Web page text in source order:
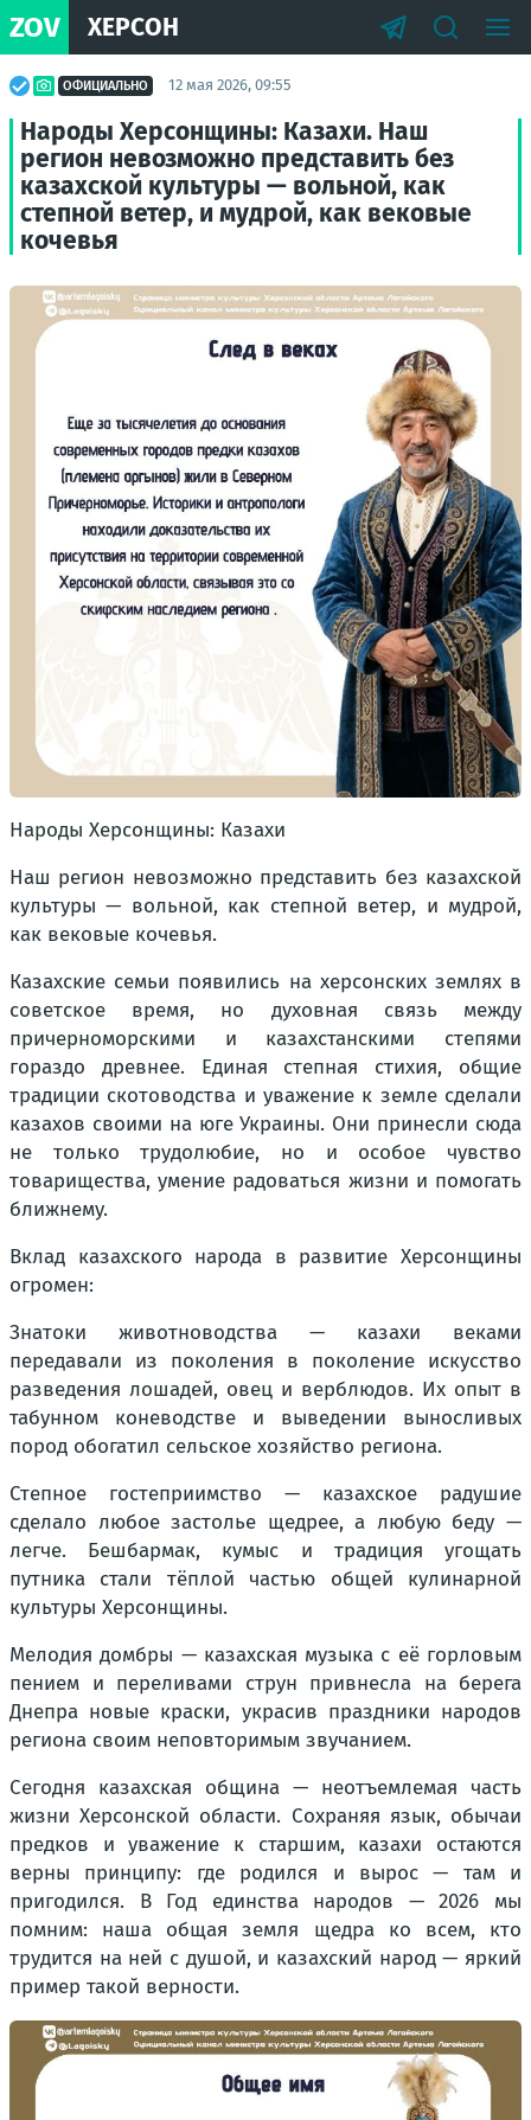
ZOV ХЕРСОН
ОФИЦИАЛЬНО 12 мая 2026, 09:55
Народы Херсонщины: Казахи. Наш
регион невозможно представить без
казахской культуры — вольной, как
степной ветер, и мудрой, как вековые
кочевья
Народы Херсонщины: Казахи
Наш регион невозможно представить без казахской
культуры — вольной, как степной ветер, и мудрой,
как вековые кочевья.
Казахские семьи появились на херсонских землях в
советское время, но духовная связь между
причерноморскими и казахстанскими степями
гораздо древнее. Единая степная стихия, общие
традиции скотоводства и уважение к земле сделали
казахов своими на юге Украины. Они принесли сюда
не только трудолюбие, но и особое чувство
товарищества, умение радоваться жизни и помогать
ближнему.
Вклад казахского народа в развитие Херсонщины
огромен:
Знатоки животноводства — казахи веками
передавали из поколения в поколение искусство
разведения лошадей, овец и верблюдов. Их опыт в
табунном коневодстве и выведении выносливых
пород обогатил сельское хозяйство региона.
Степное гостеприимство — казахское радушие
сделало любое застолье щедрее, а любую беду —
легче. Бешбармак, кумыс и традиция угощать
путника стали тёплой частью общей кулинарной
культуры Херсонщины.
Мелодия домбры — казахская музыка с её горловым
пением и переливами струн привнесла на берега
Днепра новые краски, украсив праздники народов
региона своим неповторимым звучанием.
Сегодня казахская община — неотъемлемая часть
жизни Херсонской области. Сохраняя язык, обычаи
предков и уважение к старшим, казахи остаются
верны принципу: где родился и вырос — там и
пригодился. В Год единства народов — 2026 мы
помним: наша общая земля щедра ко всем, кто
трудится на ней с душой, и казахский народ — яркий
пример такой верности.